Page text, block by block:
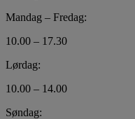
Mandag – Fredag:
10.00 – 17.30
Lørdag:
10.00 – 14.00
Søndag: